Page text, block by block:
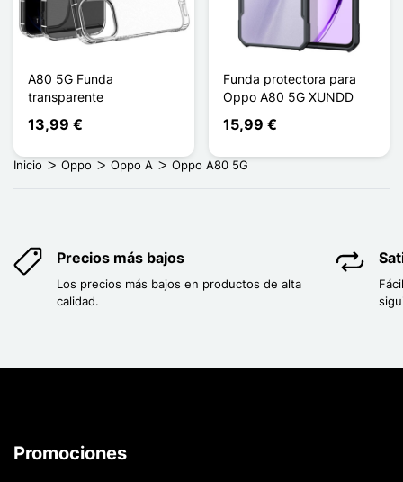
A80 5G Funda
transparente
13,99 €
Funda protectora para
Oppo A80 5G XUNDD
15,99 €
Inicio Oppo Oppo A Oppo A80 5G
Precios más bajos
Los precios más bajos en productos de alta
calidad.
Promociones